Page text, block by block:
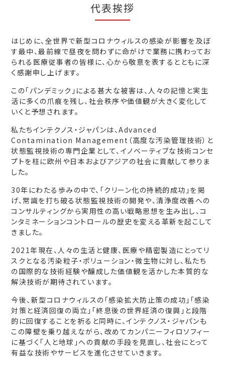
代表挨拶
はじめに、全世界で新型コロナウィルスの感染が影響を及ぼ
す最中、最前線で昼夜を問わずに命がけで業務に携わってお
られる医療従事者の皆様に、心から敬意を表するとともに深
く感謝申し上げます。
この「パンデミック」による甚大な被害は、人々の記憶と実生
活に多くの爪痕を残し、社会秩序や価値観が大きく変化して
いくと予想されます。
私たちインテクノス・ジャパンは、Advanced
Contamination Management（高度な汚染管理技術）と
状態監視技術の専門企業として、イノベーティブな技術コンセ
プトを柱に欧州や日本およびアジアの社会に貢献して参りま
した。
30年にわたる歩みの中で、「クリーン化の持続的成功」を掲
げ、常識を打ち破る状態監視技術の開発や、清浄度改善への
コンサルティングから実用性の高い戦略思想を生み出し、コ
ンタミネーションコントロールの歴史を変える革新を起こして
きました。
2021年現在、人々の生活と健康、医療や精密製造にとってリ
スクとなる汚染粒子・ポリューション・微生物に対し、私たち
の国際的な技術経験や醸成した価値観を活かした本質的な
解決技術が期待されています。
今後、新型コロナウィルスの「感染拡大防止策の成功」「感染
対策と経済回復の両立」「終息後の世界経済の復興」と段階
的に回復することを祈ると同時に、インテクノス・ジャパンも
この障壁を乗り越えながら、改めてカンパニーフィロソフィー
に基づく「人と地球」への貢献の手段を見直し、社会にとって
有益な技術やサービスを進化させていきます。